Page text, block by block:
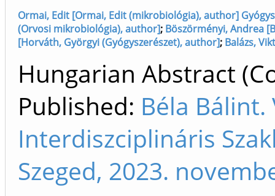
Ormai, Edit [Ormai, Edit (mikrobiológia), author]
(Orvosi mikrobiológia), author]; Böszörményi, Andrea
[Horváth, Györgyi (Gyógyszerészet), author]; Balázs,
Hungarian Abstract
Published: Béla
Interdiszciplináris
Szeged, 2023.